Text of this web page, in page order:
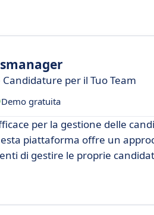
per il Tuo Team
Demo gratuita
per la gestione delle
piattaforma offre un
di gestire le proprie